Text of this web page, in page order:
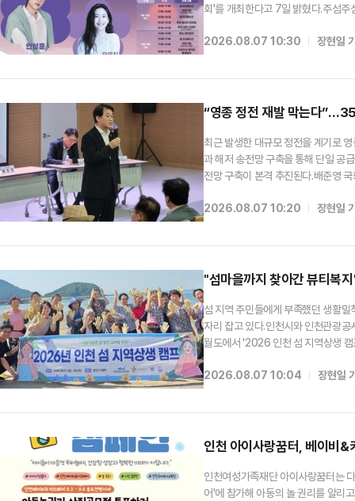
회'를 개최한다고 7일 밝혔다.주섬주
년을 맞아 기존 공연 중심 행사에서
2026.08.07 10:30 장현일
“영종 정전 재발 막는다
최근 발생한 대규모 정전을 계기로
과 해저 송전망 구축을 통해 단일 공
전망 구축이 본격 추진된다.배준영
구역청 등 관계기관과 전력망 개선
2026.08.07 10:20 장현일
"섬마을까지 찾아간 뷰티복
섬 지역 주민들에게 부족했던 생활밀
자리 잡고 있다.인천시와 인천관광
월도에서 '2026 인천 섬 지역상생
획됐다.주민들의 생활 편의를 높이
2026.08.07 10:04 장현일
인천 아이사랑꿈터, 베이비
인천여성가족재단 아이사랑꿈터는
어'에 참가해 아동의 놀 권리를 알리